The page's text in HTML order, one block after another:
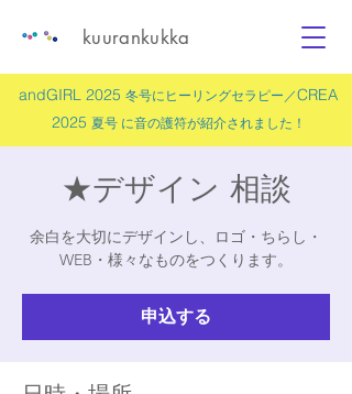
andGIRL 2025 冬号にヒーリングセラピー／CREA
2025 夏号 に音の護符が紹介されました！
kuurankukka
★デザイン 相談
余白を大切にデザインし、ロゴ・ちらし・
WEB・様々なものをつくります。
申込する